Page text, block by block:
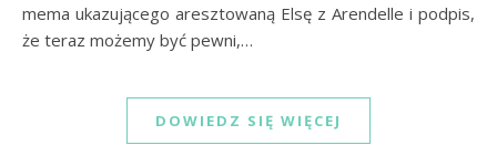
mema ukazującego aresztowaną Elsę z Arendelle i podpis,
że teraz możemy być pewni,…
DOWIEDZ SIĘ WIĘCEJ